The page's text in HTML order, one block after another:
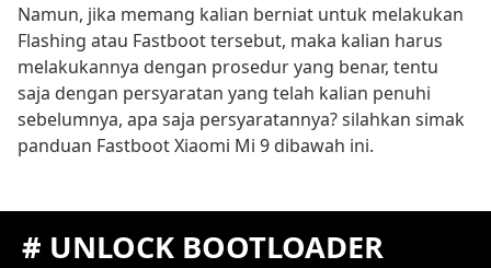
Namun, jika memang kalian berniat untuk melakukan
Flashing atau Fastboot tersebut, maka kalian harus
melakukannya dengan prosedur yang benar, tentu
saja dengan persyaratan yang telah kalian penuhi
sebelumnya, apa saja persyaratannya? silahkan simak
panduan Fastboot Xiaomi Mi 9 dibawah ini.
# UNLOCK BOOTLOADER